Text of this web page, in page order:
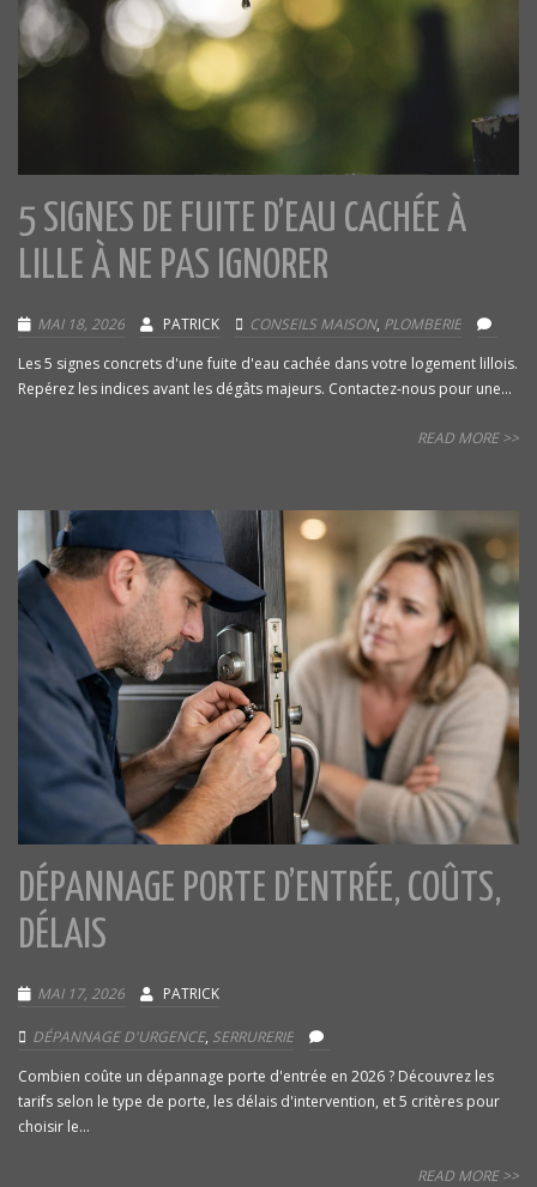
5 SIGNES DE FUITE D’EAU CACHÉE À
LILLE À NE PAS IGNORER
MAI 18, 2026 PATRICK CONSEILS MAISON, PLOMBERIE
Les 5 signes concrets d'une fuite d'eau cachée dans votre logement lillois.
Repérez les indices avant les dégâts majeurs. Contactez-nous pour une...
READ MORE >>
DÉPANNAGE PORTE D’ENTRÉE, COÛTS,
DÉLAIS
MAI 17, 2026 PATRICK
DÉPANNAGE D'URGENCE, SERRURERIE
Combien coûte un dépannage porte d'entrée en 2026 ? Découvrez les
tarifs selon le type de porte, les délais d'intervention, et 5 critères pour
choisir le...
READ MORE >>